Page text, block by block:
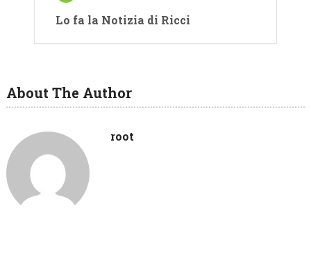
Lo fa la Notizia di Ricci
About The Author
root